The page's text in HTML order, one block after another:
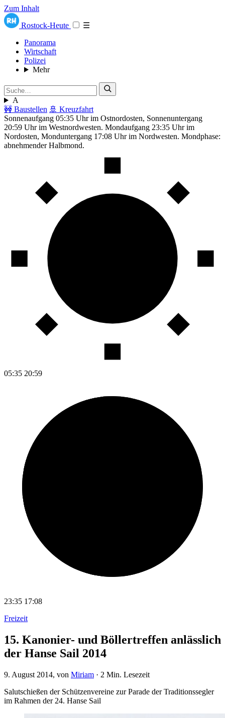
Zum Inhalt
Rostock-Heute
☰
Panorama
Wirtschaft
Polizei
Mehr
A
🚧 Baustellen 🚢 Kreuzfahrt
Sonnenaufgang 05:35 Uhr im Ostnordosten, Sonnenuntergang
20:59 Uhr im Westnordwesten. Mondaufgang 23:35 Uhr im
Nordosten, Monduntergang 17:08 Uhr im Nordwesten. Mondphase:
abnehmender Halbmond.
05:35 20:59
23:35 17:08
Freizeit
15. Kanonier- und Böllertreffen anlässlich
der Hanse Sail 2014
9. August 2014, von Miriam · 2 Min. Lesezeit
Salutschießen der Schützenvereine zur Parade der Traditionssegler
im Rahmen der 24. Hanse Sail